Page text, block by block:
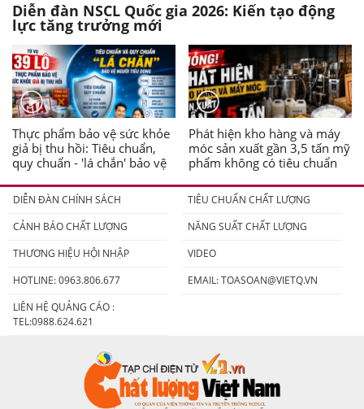
Diễn đàn NSCL Quốc gia 2026: Kiến tạo động
lực tăng trưởng mới
Thực phẩm bảo vệ sức khỏe
giả bị thu hồi: Tiêu chuẩn,
quy chuẩn - 'lá chắn' bảo vệ
Phát hiện kho hàng và máy
móc sản xuất gần 3,5 tấn mỹ
phẩm không có tiêu chuẩn
DIỄN ĐÀN CHÍNH SÁCH
TIÊU CHUẨN CHẤT LƯỢNG
CẢNH BÁO CHẤT LƯỢNG
NĂNG SUẤT CHẤT LƯỢNG
THƯƠNG HIỆU HỘI NHẬP
VIDEO
HOTLINE: 0963.806.677
EMAIL:TOASOAN@VIETQ.VN
LIÊN HỆ QUẢNG CÁO :
TEL:0988.624.621